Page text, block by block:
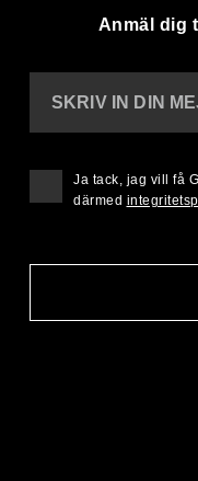
Anmäl dig
SKRIV IN DIN
Ja tack, jag vill få
därmed